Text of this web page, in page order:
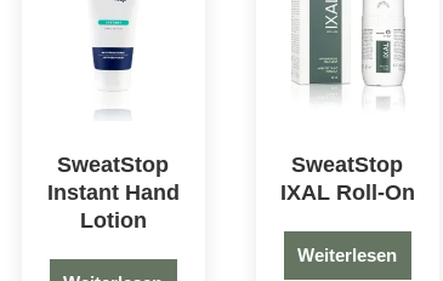
SweatStop
Instant Hand
Lotion
SweatStop
IXAL Roll-On
Weiterlesen